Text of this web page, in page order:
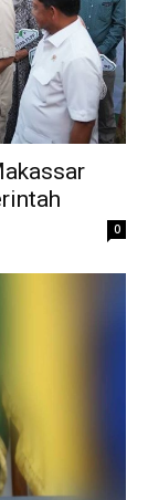
0